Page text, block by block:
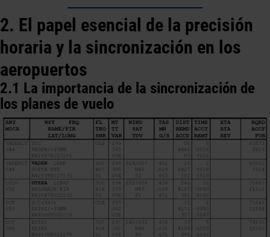
2. El papel esencial de la precisión
horaria y la sincronización en los
aeropuertos
2.1 La importancia de la sincronización de
los planes de vuelo